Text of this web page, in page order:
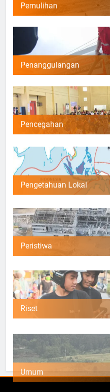
Pemulihan
Penanggulangan
Pencegahan
Pengetahuan Lokal
Peristiwa
Riset
Umum